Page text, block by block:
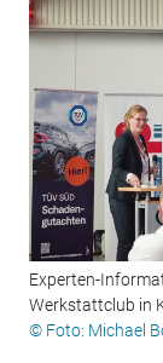
Experten-
Werkstattclub in
© Foto: Michael